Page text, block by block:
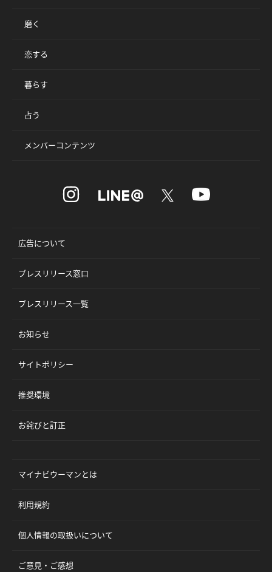
磨く
恋する
暮らす
占う
メンバーコンテンツ
広告について
プレスリリース窓口
プレスリリース一覧
お知らせ
サイトポリシー
推奨環境
お詫びと訂正
マイナビウーマンとは
利用規約
個人情報の取扱いについて
ご意見・ご感想